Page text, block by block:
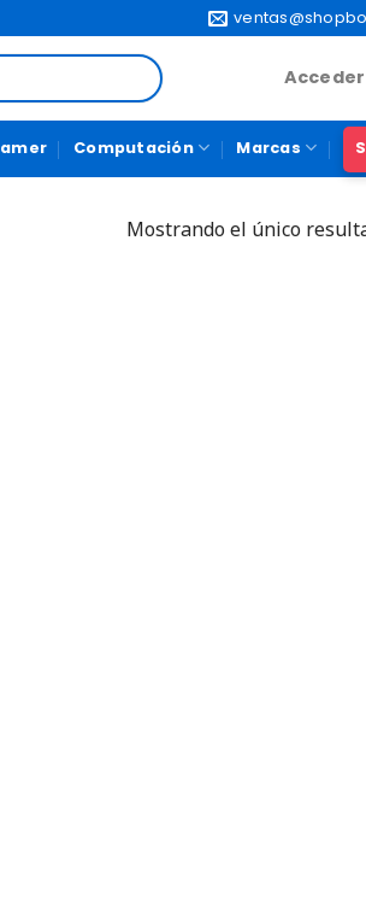
Computación Marcas
Mostrando el único